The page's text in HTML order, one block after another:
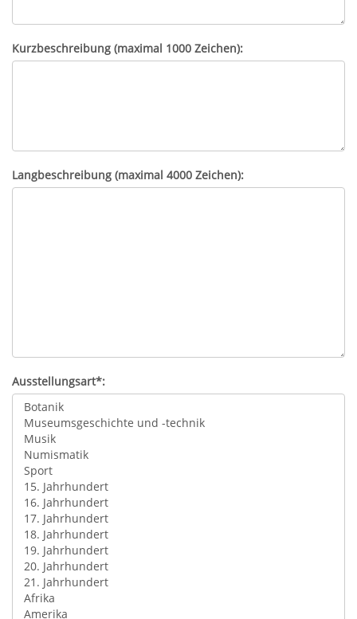
Kurzbeschreibung (maximal 1000 Zeichen):
Langbeschreibung (maximal 4000 Zeichen):
Ausstellungsart*: